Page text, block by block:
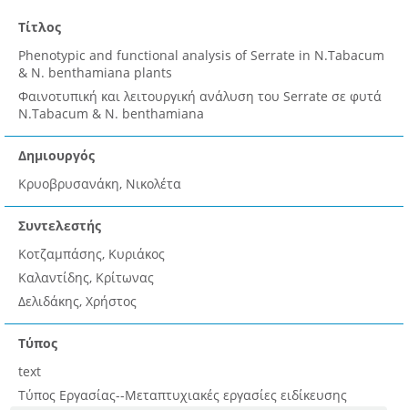
Τίτλος
Phenotypic and functional analysis of Serrate in N.Tabacum
& N. benthamiana plants
Φαινοτυπική και λειτουργική ανάλυση του Serrate σε φυτά
N.Tabacum & N. benthamiana
Δημιουργός
Κρυοβρυσανάκη, Νικολέτα
Συντελεστής
Κοτζαμπάσης, Κυριάκος
Καλαντίδης, Κρίτωνας
Δελιδάκης, Χρήστος
Τύπος
text
Τύπος Εργασίας--Μεταπτυχιακές εργασίες ειδίκευσης